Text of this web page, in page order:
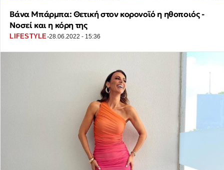
Βάνα Μπάρμπα: Θετική στον κορονοϊό η ηθοποιός -
Νοσεί και η κόρη της
LIFESTYLE·28.06.2022 - 15:36